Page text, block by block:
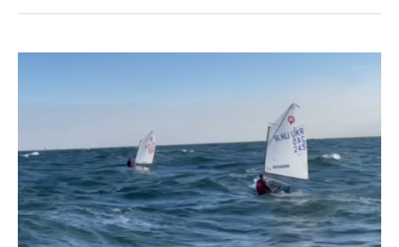
дітей
та
юнацтва
беруть